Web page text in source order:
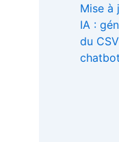
Mise à
IA :
du